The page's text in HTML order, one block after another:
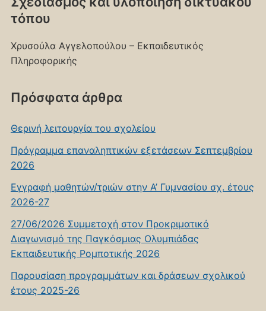
τόπου
Χρυσούλα Αγγελοπούλου – Εκπαιδευτικός
Πληροφορικής
Πρόσφατα άρθρα
Θερινή λειτουργία του σχολείου
Πρόγραμμα επαναληπτικών εξετάσεων Σεπτεμβρίου
2026
Εγγραφή μαθητών/τριών στην Α’ Γυμνασίου σχ. έτους
2026-27
27/06/2026 Συμμετοχή στον Προκριματικό
Διαγωνισμό της Παγκόσμιας Ολυμπιάδας
Εκπαιδευτικής Ρομποτικής 2026
Παρουσίαση προγραμμάτων και δράσεων σχολικού
έτους 2025-26